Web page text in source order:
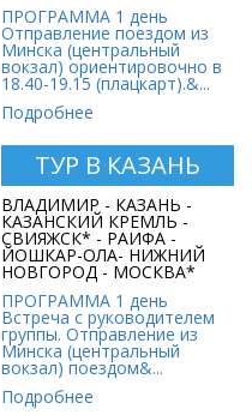
ПРОГРАММА 1 день
Отправление поездом из
Минска (центральный
вокзал) ориентировочно в
18.40-19.15 (плацкарт).&...
Подробнее
ТУР В КАЗАНЬ
ВЛАДИМИР - КАЗАНЬ -
КАЗАНСКИЙ КРЕМЛЬ -
СВИЯЖСК* - РАИФА -
ЙОШКАР-ОЛА- НИЖНИЙ
НОВГОРОД - МОСКВА*
ПРОГРАММА 1 день
Встреча с руководителем
группы. Отправление из
Минска (центральный
вокзал) поездом&...
Подробнее